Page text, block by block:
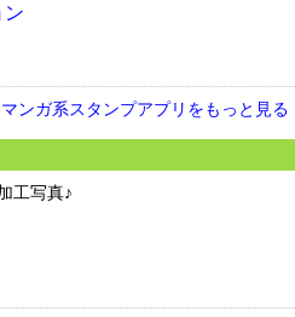
ン
ンガ系スタンプアプリをもっと見る
工写真♪